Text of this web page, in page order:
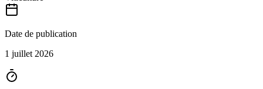
Date de publication
1 juillet 2026